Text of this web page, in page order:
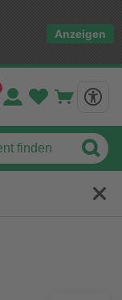
Anzeigen